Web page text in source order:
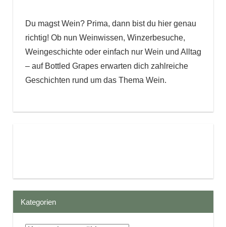
Du magst Wein? Prima, dann bist du hier genau
richtig! Ob nun Weinwissen, Winzerbesuche,
Weingeschichte oder einfach nur Wein und Alltag
– auf Bottled Grapes erwarten dich zahlreiche
Geschichten rund um das Thema Wein.
Kategorien